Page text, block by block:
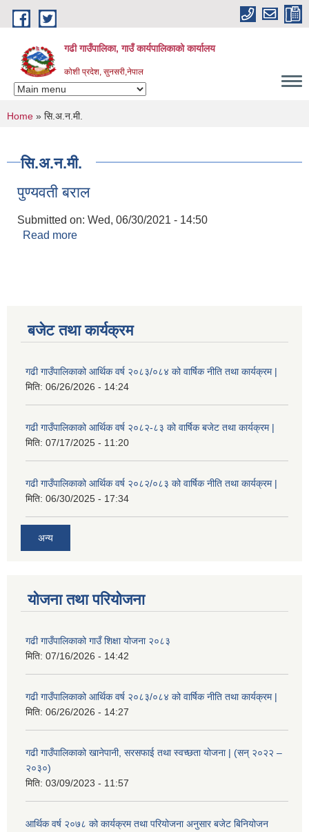
Skip to main content
गढी गाउँपालिका, गाउँ कार्यपालिकाको कार्यालय
कोशी प्रदेश, सुनसरी,नेपाल
You are here
Home » सि.अ.न.मी.
सि.अ.न.मी.
पुण्यवती बराल
Submitted on: Wed, 06/30/2021 - 14:50
Read more
बजेट तथा कार्यक्रम
गढी गाउँपालिकाको आर्थिक वर्ष २०८३/०८४ को वार्षिक नीति तथा कार्यक्रम |
मिति: 06/26/2026 - 14:24
गढी गाउँपालिकाको आर्थिक वर्ष २०८२-८३ को वार्षिक बजेट तथा कार्यक्रम |
मिति: 07/17/2025 - 11:20
गढी गाउँपालिकाको आर्थिक वर्ष २०८२/०८३ को वार्षिक नीति तथा कार्यक्रम |
मिति: 06/30/2025 - 17:34
अन्य
योजना तथा परियोजना
गढी गाउँपालिकाको गाउँ शिक्षा योजना २०८३
मिति: 07/16/2026 - 14:42
गढी गाउँपालिकाको आर्थिक वर्ष २०८३/०८४ को वार्षिक नीति तथा कार्यक्रम |
मिति: 06/26/2026 - 14:27
गढी गाउँपालिकाको खानेपानी, सरसफाई तथा स्वच्छता योजना | (सन् २०२२ –
२०३०)
मिति: 03/09/2023 - 11:57
आर्थिक वर्ष २०७८ को कार्यक्रम तथा परियोजना अनुसार बजेट बिनियोजन